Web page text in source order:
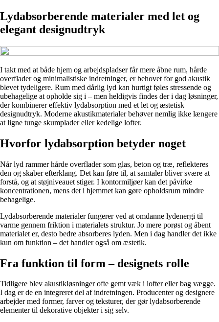
Lydabsorberende materialer med let og
elegant designudtryk
I takt med at både hjem og arbejdspladser får mere åbne rum, hårde
overflader og minimalistiske indretninger, er behovet for god akustik
blevet tydeligere. Rum med dårlig lyd kan hurtigt føles stressende og
ubehagelige at opholde sig i – men heldigvis findes der i dag løsninger,
der kombinerer effektiv lydabsorption med et let og æstetisk
designudtryk. Moderne akustikmaterialer behøver nemlig ikke længere
at ligne tunge skumplader eller kedelige lofter.
Hvorfor lydabsorption betyder noget
Når lyd rammer hårde overflader som glas, beton og træ, reflekteres
den og skaber efterklang. Det kan føre til, at samtaler bliver svære at
forstå, og at støjniveauet stiger. I kontormiljøer kan det påvirke
koncentrationen, mens det i hjemmet kan gøre opholdsrum mindre
behagelige.
Lydabsorberende materialer fungerer ved at omdanne lydenergi til
varme gennem friktion i materialets struktur. Jo mere porøst og åbent
materialet er, desto bedre absorberes lyden. Men i dag handler det ikke
kun om funktion – det handler også om æstetik.
Fra funktion til form – designets rolle
Tidligere blev akustikløsninger ofte gemt væk i lofter eller bag vægge.
I dag er de en integreret del af indretningen. Producenter og designere
arbejder med former, farver og teksturer, der gør lydabsorberende
elementer til dekorative objekter i sig selv.